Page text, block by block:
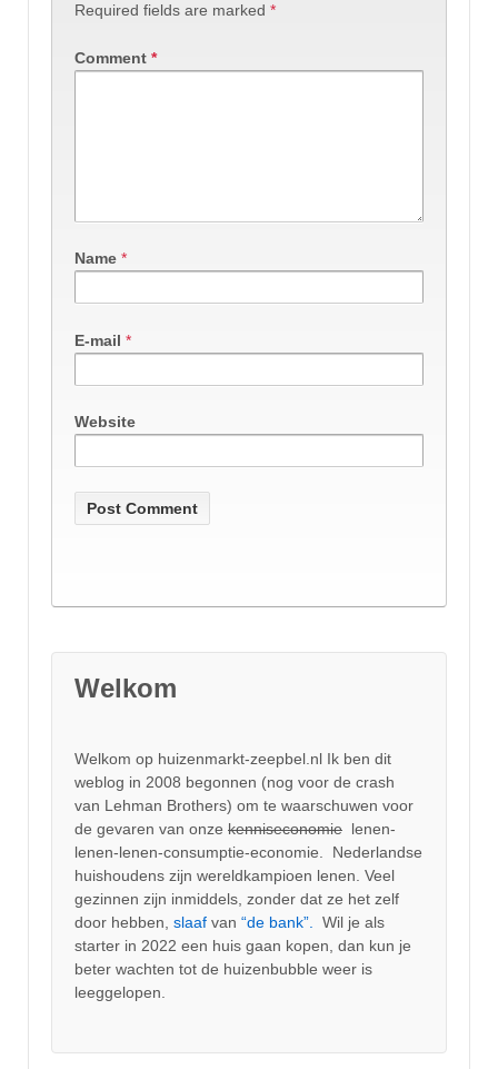
Required fields are marked *
Comment *
Name *
E-mail *
Website
Welkom
Welkom op huizenmarkt-zeepbel.nl Ik ben dit
weblog in 2008 begonnen (nog voor de crash
van Lehman Brothers) om te waarschuwen voor
de gevaren van onze kenniseconomie lenen-
lenen-lenen-consumptie-economie. Nederlandse
huishoudens zijn wereldkampioen lenen. Veel
gezinnen zijn inmiddels, zonder dat ze het zelf
door hebben, slaaf van “de bank”.
Wil je als
starter in 2022 een huis gaan kopen, dan kun je
beter wachten tot de huizenbubble weer is
leeggelopen.